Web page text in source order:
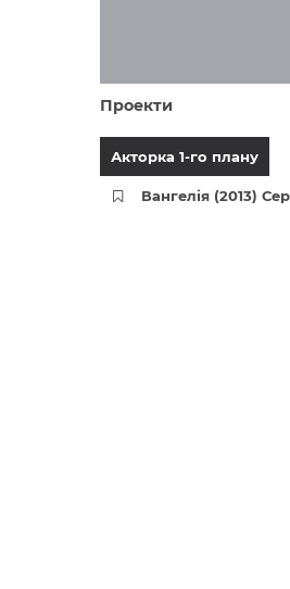
Проекти
Акторка 1-го плану
Вангелія (2013)